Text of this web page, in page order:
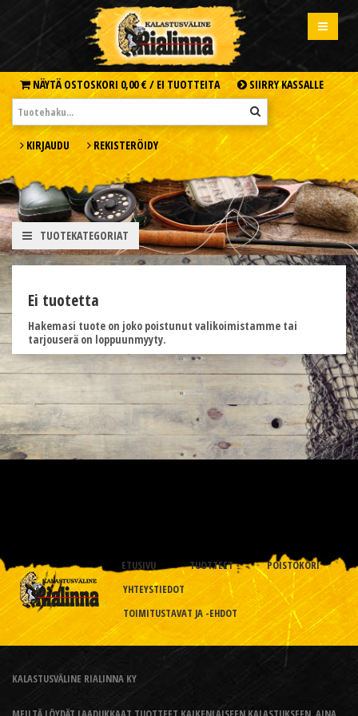
NÄYTÄ OSTOSKORI 0,00 € / EI TUOTTEITA SIIRRY KASSALLE
KIRJAUDU REKISTERÖIDY
TUOTEKATEGORIAT
Ei tuotetta
Hakemasi tuote on joko poistunut valikoimistamme tai
tarjouserä on loppuunmyyty.
ETUSIVU TUOTTEET
POISTOKORI
YHTEYSTIEDOT
TOIMITUSTAVAT JA -EHDOT
KALASTUSVÄLINE RIALINNA KY